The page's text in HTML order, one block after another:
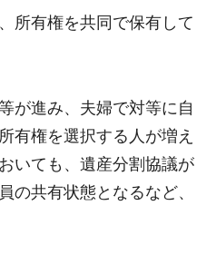
所有権を共同で保有して
が進み、夫婦で対等に自
有権を選択する人が増え
いても、遺産分割協議が
の共有状態となるなど、